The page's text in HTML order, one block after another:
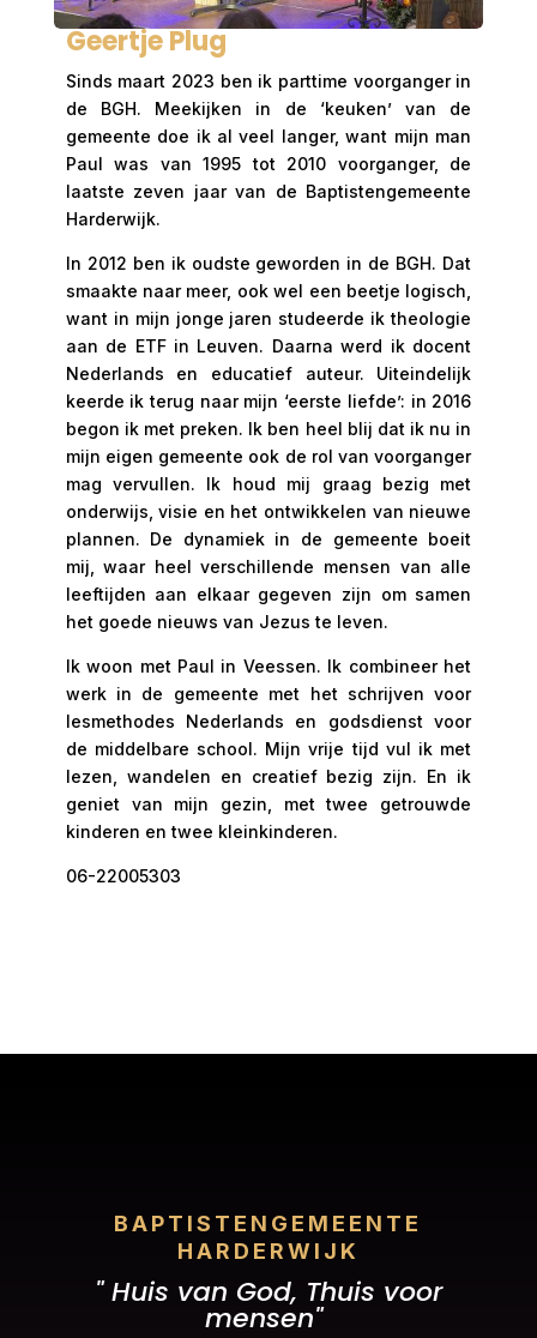
Geertje Plug
Sinds maart 2023 ben ik parttime voorganger in
de BGH. Meekijken in de ‘keuken’ van de
gemeente doe ik al veel langer, want mijn man
Paul was van 1995 tot 2010 voorganger, de
laatste zeven jaar van de Baptistengemeente
Harderwijk.
In 2012 ben ik oudste geworden in de BGH. Dat
smaakte naar meer, ook wel een beetje logisch,
want in mijn jonge jaren studeerde ik theologie
aan de ETF in Leuven. Daarna werd ik docent
Nederlands en educatief auteur. Uiteindelijk
keerde ik terug naar mijn ‘eerste liefde’: in 2016
begon ik met preken. Ik ben heel blij dat ik nu in
mijn eigen gemeente ook de rol van voorganger
mag vervullen. Ik houd mij graag bezig met
onderwijs, visie en het ontwikkelen van nieuwe
plannen. De dynamiek in de gemeente boeit
mij, waar heel verschillende mensen van alle
leeftijden aan elkaar gegeven zijn om samen
het goede nieuws van Jezus te leven.
Ik woon met Paul in Veessen. Ik combineer het
werk in de gemeente met het schrijven voor
lesmethodes Nederlands en godsdienst voor
de middelbare school. Mijn vrije tijd vul ik met
lezen, wandelen en creatief bezig zijn. En ik
geniet van mijn gezin, met twee getrouwde
kinderen en twee kleinkinderen.
06-22005303
BAPTISTENGEMEENTE
HARDERWIJK
" Huis van God, Thuis voor
mensen"